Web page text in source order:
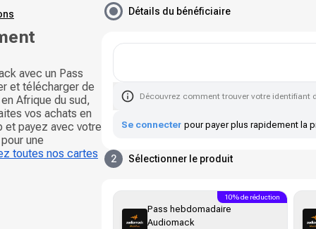
avec un Pass
et télécharger de
Afrique du sud,
vos achats en
et payez avec votre
une
toutes nos cartes
Détails du bénéficiaire
Découvrez comment trouver votre identifiant
Se connecter pour payer plus rapidement la
2 Sélectionner le produit
Pass hebdomadaire
Audiomack
10% de réduction